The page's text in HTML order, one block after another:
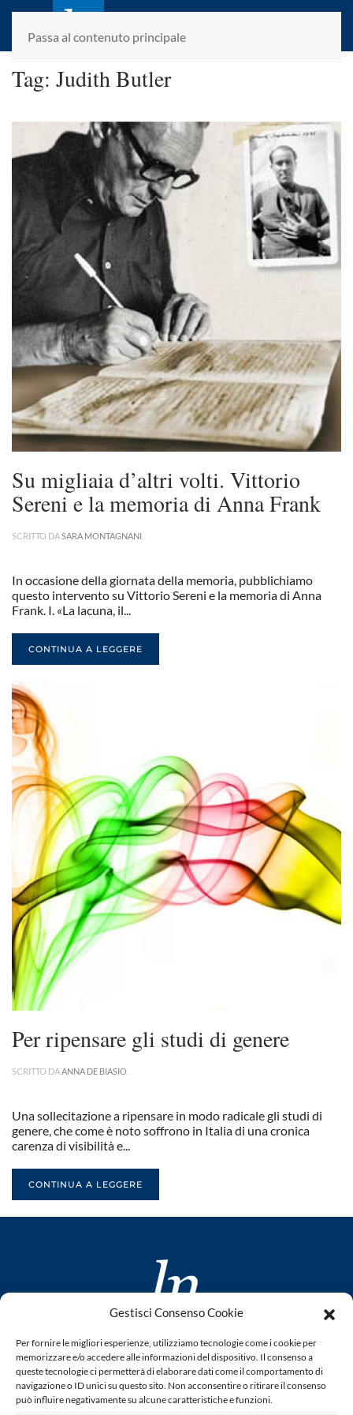
Gestisci Consenso Cookie
Per fornire le migliori esperienze, utilizziamo tecnologie come i cookie per
memorizzare e/o accedere alle informazioni del dispositivo. Il consenso a
queste tecnologie ci permetterà di elaborare dati come il comportamento di
navigazione o ID unici su questo sito. Non acconsentire o ritirare il consenso
può influire negativamente su alcune caratteristiche e funzioni.
Passa al contenuto principale
laletteraturaenoi.it
fondato da Romano Luperini
Tag: Judith Butler
Su migliaia d’altri volti. Vittorio
Sereni e la memoria di Anna Frank
SCRITTO DASARA MONTAGNANI
In occasione della giornata della memoria, pubblichiamo
questo intervento su Vittorio Sereni e la memoria di Anna
Frank. I. «La lacuna, il...
CONTINUA A LEGGERE
Per ripensare gli studi di genere
SCRITTO DAANNA DE BIASIO
Una sollecitazione a ripensare in modo radicale gli studi di
genere, che come è noto soffrono in Italia di una cronica
carenza di visibilità e...
CONTINUA A LEGGERE
www.laletteraturaenoi.it
fondato da Romano Luperini
Questo blog non rappresenta una testata giornalistica in
quanto viene aggiornato senza alcuna periodicità. Non può